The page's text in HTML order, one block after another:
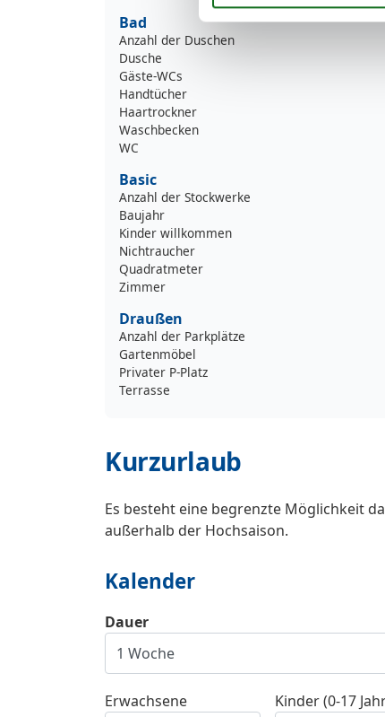
Bad
Anzahl der Duschen
Dusche
Gäste-WCs
Handtücher
Haartrockner
Waschbecken
WC
Basic
Anzahl der Stockwerke
Baujahr
Kinder willkommen
Nichtraucher
Quadratmeter
Zimmer
Draußen
Anzahl der Parkplätze
Gartenmöbel
Privater P-Platz
Terrasse
Kurzurlaub
Es besteht eine begrenzte Möglichkeit
außerhalb der Hochsaison.
Kalender
Dauer
Erwachsene Kinder (0-17